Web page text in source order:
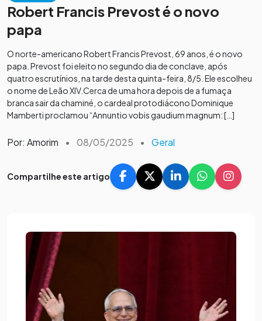
Robert Francis Prevost é o novo
papa
O norte-americano Robert Francis Prevost, 69 anos, é o novo
papa. Prevost foi eleito no segundo dia de conclave, após
quatro escrutínios, na tarde desta quinta-feira, 8/5. Ele escolheu
o nome de Leão XIV.Cerca de uma hora depois de a fumaça
branca sair da chaminé, o cardeal protodiácono Dominique
Mamberti proclamou “Annuntio vobis gaudium magnum: […]
Por: Amorim • 08/05/2025 • Geral
Compartilhe este artigo